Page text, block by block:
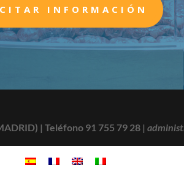
INFORMACIÓN
|Teléfono 91 755 79 28 |